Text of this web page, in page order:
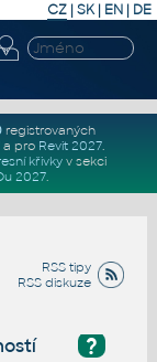
CZ | SK| EN | DE
registrovaných
a pro Revit 2027.
křivkyv sekci
2027.
RSS tipy
RSS diskuze
?